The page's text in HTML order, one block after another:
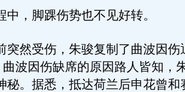
，脚踝伤势也不见好转。
然受伤，朱骏复制了曲波因伤
曲波因伤缺席的原因路人皆知，
秘。据悉，抵达荷兰后申花曾和